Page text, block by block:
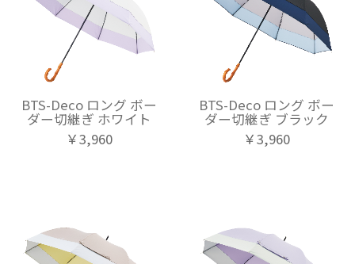
BTS-Deco ロング ボー
ダー切継ぎ ホワイト
￥3,960
BTS-Deco ロング ボー
ダー切継ぎ ブラック
￥3,960